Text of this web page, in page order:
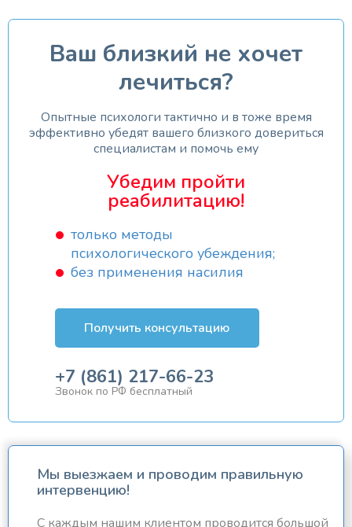
Ваш близкий не хочет
лечиться?
Опытные психологи тактично и в тоже время
эффективно убедят вашего близкого довериться
специалистам и помочь ему
Убедим пройти
реабилитацию!
только методы
психологического убеждения;
без применения насилия
Получить консультацию
+7 (861) 217-66-23
Звонок по РФ бесплатный
Мы выезжаем и проводим правильную
интервенцию!
С каждым нашим клиентом проводится большой